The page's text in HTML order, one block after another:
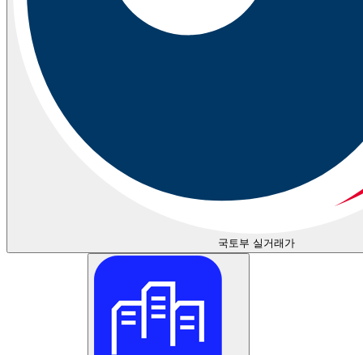
국토부 실거래가